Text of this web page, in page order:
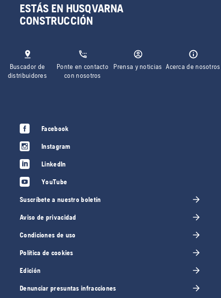
ESTÁS EN HUSQVARNA
CONSTRUCCIÓN
Buscador de
distribuidores
Ponte en contacto
con nosotros
Prensa y noticias Acerca de nosotros
Facebook
Instagram
LinkedIn
YouTube
Suscríbete a nuestro boletín
Aviso de privacidad
Condiciones de uso
Política de cookies
Edición
Denunciar presuntas infracciones